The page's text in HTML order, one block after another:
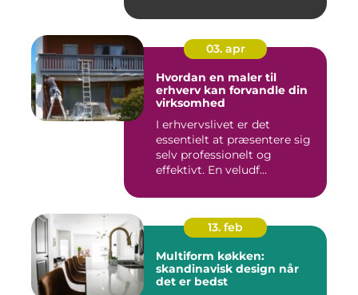
03. apr
Hvordan en maler til
erhverv kan forvandle din
virksomhed
I erhvervslivet er det
essentielt at præsentere sig
selv professionelt og
effektivt. En veludf...
13. feb
Multiform køkken:
skandinavisk design når
det er bedst